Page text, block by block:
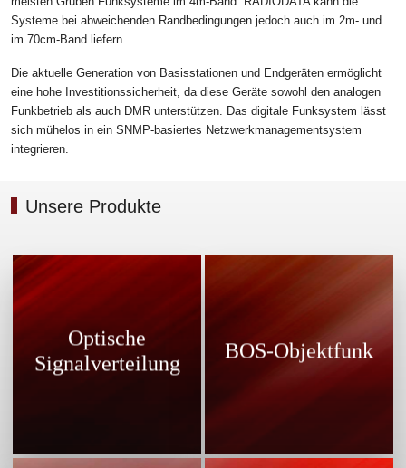
Systeme bei abweichenden Randbedingungen jedoch auch im 2m- und
im 70cm-Band liefern.
Die aktuelle Generation von Basisstationen und Endgeräten ermöglicht
eine hohe Investitionssicherheit, da diese Geräte sowohl den analogen
Funkbetrieb als auch DMR unterstützen. Das digitale Funksystem lässt
sich mühelos in ein SNMP-basiertes Netzwerkmanagementsystem
integrieren.
Unsere Produkte
Optische
Signalverteilung
von Funksignalen, wenn die zu
versorgenden Objekte so
weitläufig sind.
BOS-Objektfunk
Sichere Funkkommunikation
Konferenzzentren,
Einkaufszentren, Bahnhöfen